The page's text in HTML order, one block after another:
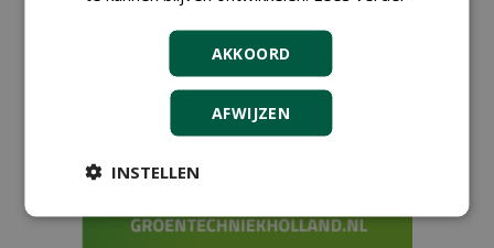
AKKOORD
AFWIJZEN
INSTELLEN